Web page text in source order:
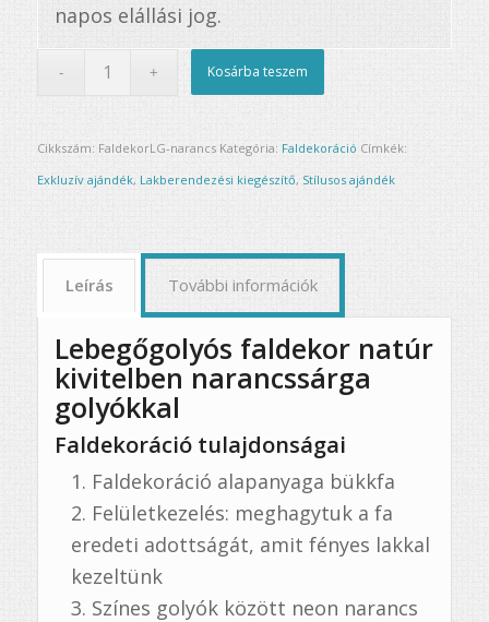
napos elállási jog.
Kosárba teszem
Cikkszám: FaldekorLG-narancs Kategória: Faldekoráció Címkék:
Exkluzív ajándék, Lakberendezési kiegészítő, Stílusos ajándék
Leírás További információk
Lebegőgolyós faldekor natúr
kivitelben narancssárga
golyókkal
Faldekoráció tulajdonságai
Faldekoráció alapanyaga bükkfa
Felületkezelés: meghagytuk a fa
eredeti adottságát, amit fényes lakkal
kezeltünk
Színes golyók között neon narancs